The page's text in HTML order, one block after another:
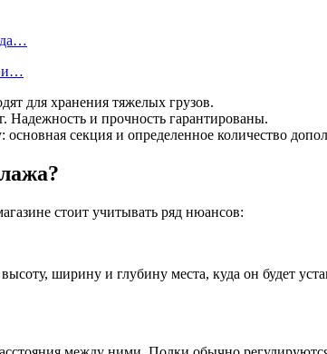
и…
для хранения тяжелых грузов.
Надежность и прочность гарантированы.
секция и определенное количество
стоит учитывать ряд нюансов:
ширину и глубину места, куда он будет